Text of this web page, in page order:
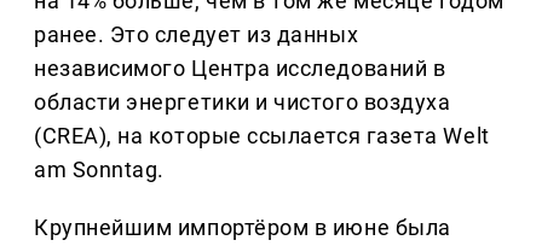
ранее. Это следует из данных
независимого Центра исследований в
области энергетики и чистого воздуха
(CREA), на которые ссылается газета Welt
am Sonntag.
Крупнейшим импортёром в июне была